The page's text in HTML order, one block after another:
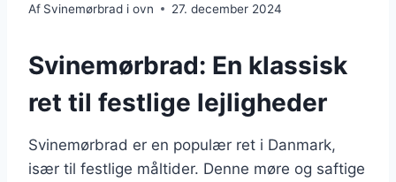
Af Svinemørbrad i ovn 27. december 2024
Svinemørbrad: En klassisk
ret til festlige lejligheder
Svinemørbrad er en populær ret i Danmark,
især til festlige måltider. Denne møre og saftige